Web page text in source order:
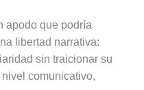
apodo que podría
libertad narrativa:
sin traicionar su
comunicativo,